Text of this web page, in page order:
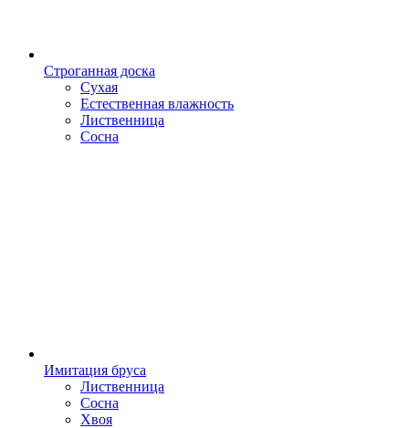
Строганная доска
Сухая
Естественная влажность
Лиственница
Сосна
Имитация бруса
Лиственница
Сосна
Хвоя